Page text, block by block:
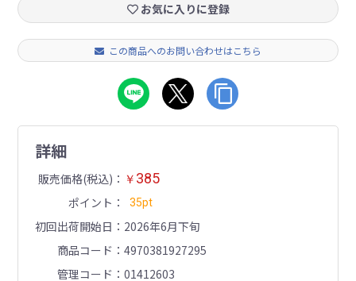
お気に入りに登録
この商品へのお問い合わせはこちら
詳細
販売価格(税込) ￥ 385
ポイント 35pt
初回出荷開始日
2026年6月下旬
商品コード
4970381927295
管理コード
01412603